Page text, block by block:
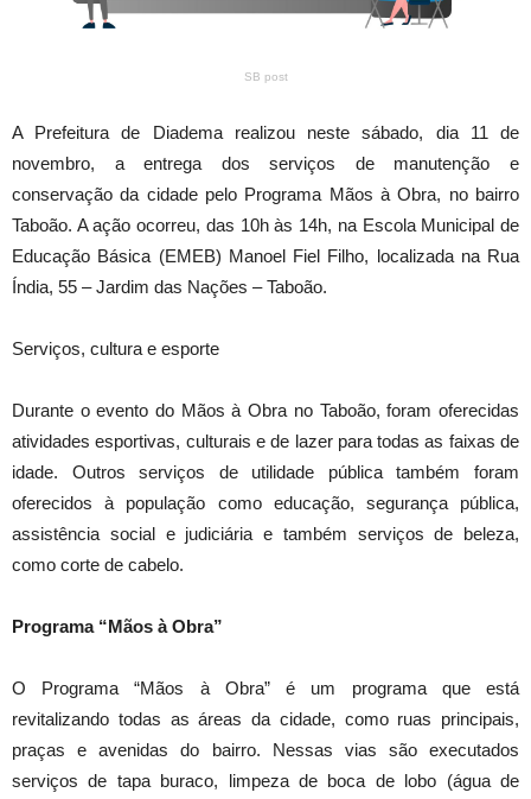
SB post
A Prefeitura de Diadema realizou neste sábado, dia 11 de
novembro, a entrega dos serviços de manutenção e
conservação da cidade pelo Programa Mãos à Obra, no bairro
Taboão. A ação ocorreu, das 10h às 14h, na Escola Municipal de
Educação Básica (EMEB) Manoel Fiel Filho, localizada na Rua
Índia, 55 – Jardim das Nações – Taboão.
Serviços, cultura e esporte
Durante o evento do Mãos à Obra no Taboão, foram oferecidas
atividades esportivas, culturais e de lazer para todas as faixas de
idade. Outros serviços de utilidade pública também foram
oferecidos à população como educação, segurança pública,
assistência social e judiciária e também serviços de beleza,
como corte de cabelo.
Programa “Mãos à Obra”
O Programa “Mãos à Obra” é um programa que está
revitalizando todas as áreas da cidade, como ruas principais,
praças e avenidas do bairro. Nessas vias são executados
serviços de tapa buraco, limpeza de boca de lobo (água de